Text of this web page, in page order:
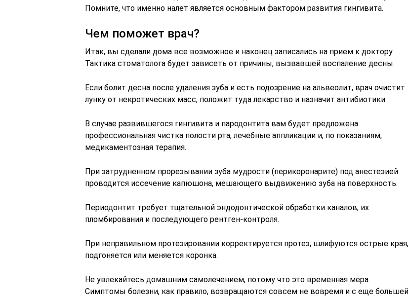
Помните, что именно налет является основным фактором развития гингивита.
Чем поможет врач?
Итак, вы сделали дома все возможное и наконец записались на прием к доктору.
Тактика стоматолога будет зависеть от причины, вызвавшей воспаление десны.
Если болит десна после удаления зуба и есть подозрение на альвеолит, врач очистит
лунку от некротических масс, положит туда лекарство и назначит антибиотики.
В случае развившегося гингивита и пародонтита вам будет предложена
профессиональная чистка полости рта, лечебные аппликации и, по показаниям,
медикаментозная терапия.
При затрудненном прорезывании зуба мудрости (перикоронарите) под анестезией
проводится иссечение капюшона, мешающего выдвижению зуба на поверхность.
Периодонтит требует тщательной эндодонтической обработки каналов, их
пломбирования и последующего рентген-контроля.
При неправильном протезировании корректируется протез, шлифуются острые края,
подгоняется или меняется коронка.
Не увлекайтесь домашним самолечением, потому что это временная мера.
Симптомы болезни, как правило, возвращаются совсем не вовремя и с еще большей